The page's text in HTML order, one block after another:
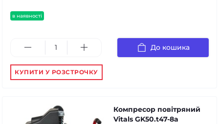
в наявності
До кошика
КУПИТИ У РОЗСТРОЧКУ
Компресор повітряний
Vitals GK50.t47-8a